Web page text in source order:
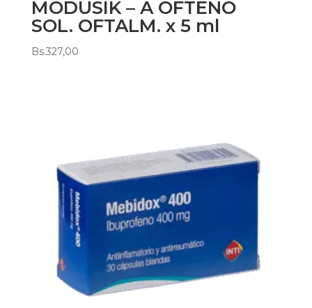
MODUSIK – A OFTENO
SOL. OFTALM. x 5 ml
Bs.327,00